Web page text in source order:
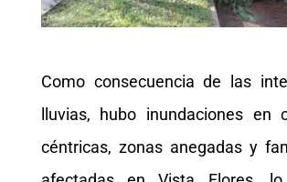
Como consecuencia de las
lluvias, hubo inundaciones en
céntricas, zonas anegadas y